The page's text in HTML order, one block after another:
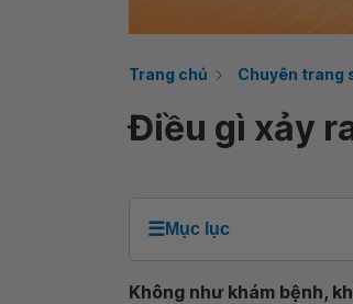
Trang chủ Chuyên trang
Điều gì xảy
☰Mục lục
Không như khám bệnh,